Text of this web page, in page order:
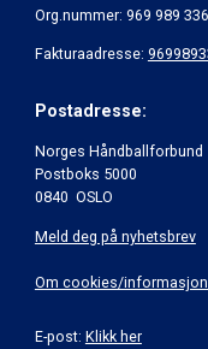
Org.nummer: 969 989
Fakturaadresse:
Postadresse:
Norges Håndballforbund
Postboks 5000
0840 OSLO
Meld deg på nyhetsbrev
Om cookies/
E-post: Klikk her